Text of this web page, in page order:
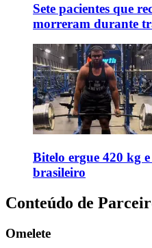
Sete pacientes que
morreram durante
Bitelo ergue 420 kg
brasileiro
Conteúdo de
Omelete